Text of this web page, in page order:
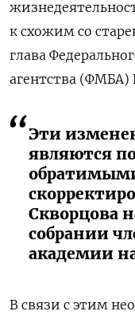
к схожим со
глава
агентства (ФМБА)
Эти
являются
Скворцова
собрании
академии
В связи с этим